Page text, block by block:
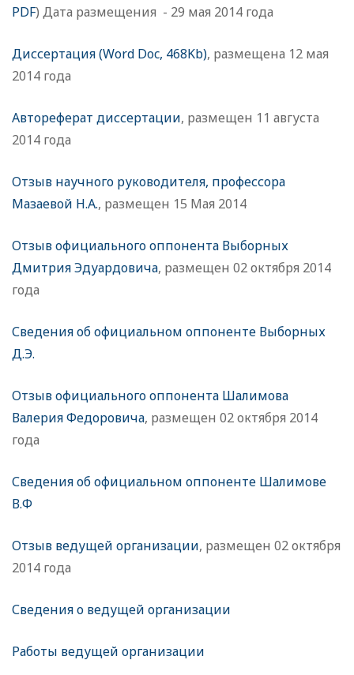
PDF) Дата размещения - 29 мая 2014 года
Диссертация (Word Doc, 468Kb), размещена 12 мая
2014 года
Автореферат диссертации, размещен 11 августа
2014 года
Отзыв научного руководителя, профессора
Мазаевой Н.А., размещен 15 Мая 2014
Отзыв официального оппонента Выборных
Дмитрия Эдуардовича, размещен 02 октября 2014
года
Сведения об официальном оппоненте Выборных
Д.Э.
Отзыв официального оппонента Шалимова
Валерия Федоровича, размещен 02 октября 2014
года
Сведения об официальном оппоненте Шалимове
В.Ф
Отзыв ведущей организации, размещен 02 октября
2014 года
Сведения о ведущей организации
Работы ведущей организации